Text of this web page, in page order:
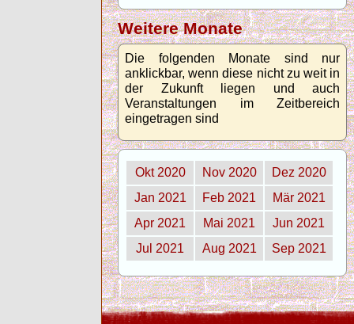
Weitere Monate
Die folgenden Monate sind nur
anklickbar, wenn diese nicht zu weit in
der Zukunft liegen und auch
Veranstaltungen im Zeitbereich
eingetragen sind
Okt 2020 Nov 2020
Dez 2020
Jan 2021
Feb 2021
Mär 2021
Apr 2021
Mai 2021
Jun 2021
Jul 2021
Aug 2021 Sep 2021